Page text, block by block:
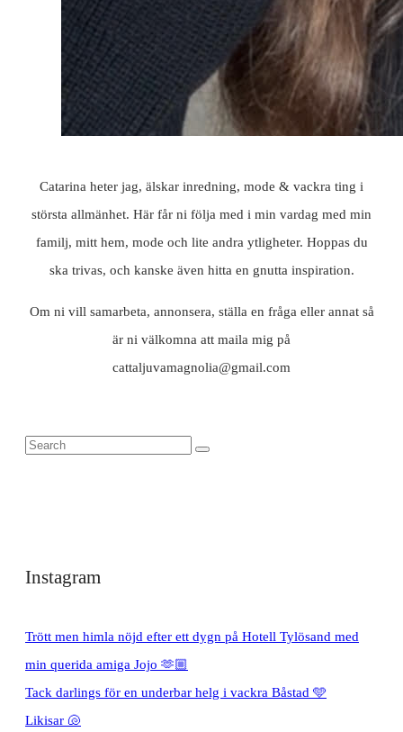
Catarina heter jag, älskar inredning, mode & vackra ting i
största allmänhet. Här får ni följa med i min vardag med min
familj, mitt hem, mode och lite andra ytligheter. Hoppas du
ska trivas, och kanske även hitta en gnutta inspiration.
Om ni vill samarbeta, annonsera, ställa en fråga eller annat så
är ni välkomna att maila mig på
cattaljuvamagnolia@gmail.com
Instagram
Trött men himla nöjd efter ett dygn på Hotell Tylösand med
min querida amiga Jojo 🫶🏼
Tack darlings för en underbar helg i vackra Båstad 🩵
Likisar 🐚